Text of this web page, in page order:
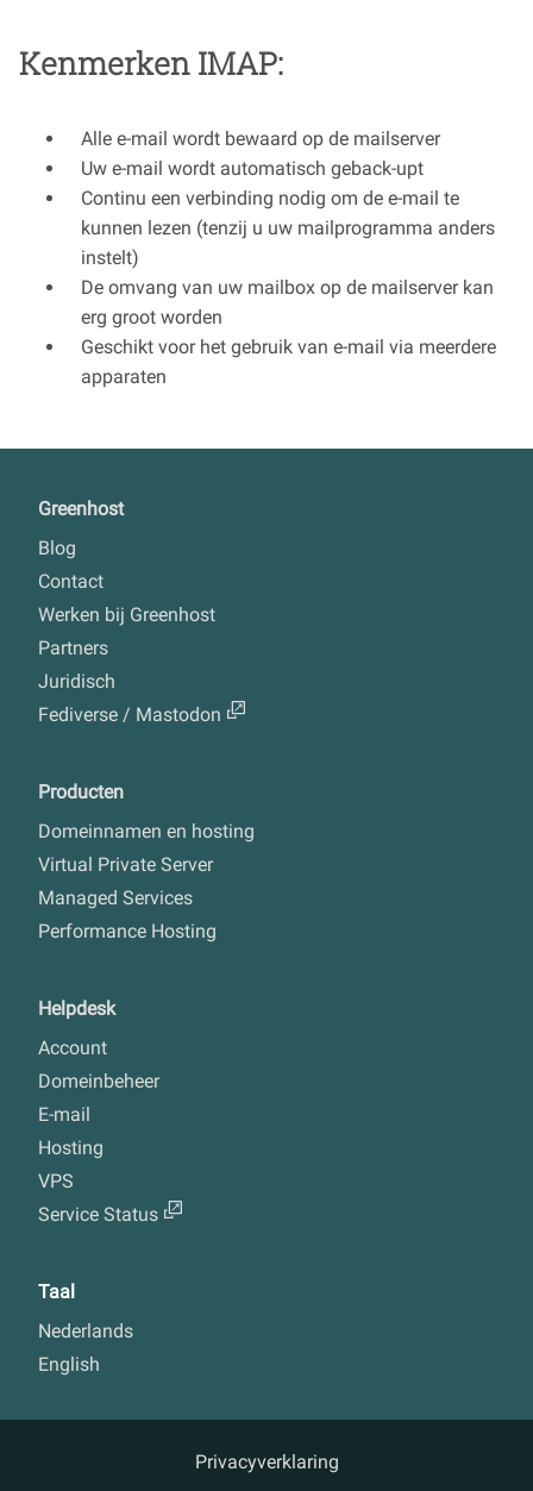
Kenmerken IMAP:
Alle e-mail wordt bewaard op de mailserver
Uw e-mail wordt automatisch geback-upt
Continu een verbinding nodig om de e-mail te
kunnen lezen (tenzij u uw mailprogramma anders
instelt)
De omvang van uw mailbox op de mailserver kan
erg groot worden
Geschikt voor het gebruik van e-mail via meerdere
apparaten
Greenhost
Blog
Contact
Werken bij Greenhost
Partners
Juridisch
Fediverse / Mastodon
Producten
Domeinnamen en hosting
Virtual Private Server
Managed Services
Performance Hosting
Helpdesk
Account
Domeinbeheer
E-mail
Hosting
VPS
Service Status
Taal
Nederlands
English
Privacyverklaring